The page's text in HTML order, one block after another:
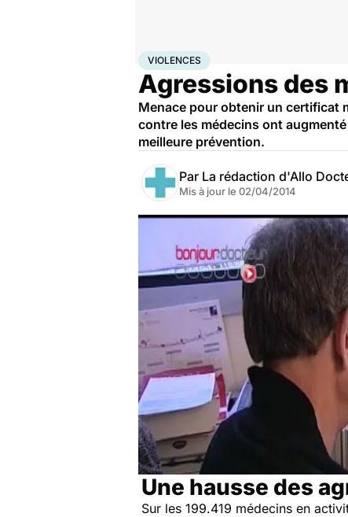
AccueilSantéViolences
VIOLENCES
Agressions des
Menace pour obtenir un certificat
contre les médecins ont
meilleure prévention.
Par La rédaction d'Allo
Mis à jour le 02/04/2014
Une hausse des
Sur les 199.419 médecins en